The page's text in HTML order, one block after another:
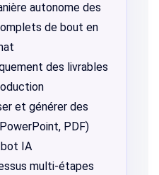
autonome des
de bout en
des livrables
et générer des
PDF)
IA
multi-étapes